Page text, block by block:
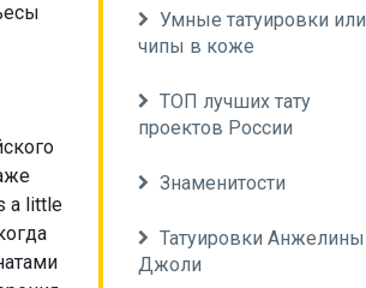
a little
Умные татуировки или
чипы в коже
ТОП лучших тату
проектов России
Знаменитости
Татуировки Анжелины
Джоли